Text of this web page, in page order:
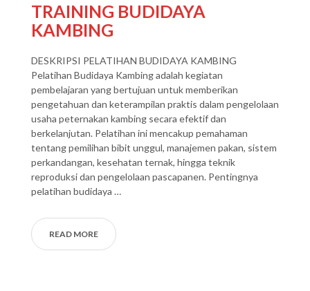
TRAINING BUDIDAYA
KAMBING
DESKRIPSI PELATIHAN BUDIDAYA KAMBING
Pelatihan Budidaya Kambing adalah kegiatan
pembelajaran yang bertujuan untuk memberikan
pengetahuan dan keterampilan praktis dalam pengelolaan
usaha peternakan kambing secara efektif dan
berkelanjutan. Pelatihan ini mencakup pemahaman
tentang pemilihan bibit unggul, manajemen pakan, sistem
perkandangan, kesehatan ternak, hingga teknik
reproduksi dan pengelolaan pascapanen. Pentingnya
pelatihan budidaya …
READ MORE